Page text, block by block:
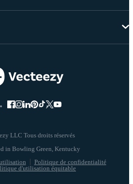
LLC Tous droits réservés
Politique de confidentialité
d'utilisation équitable